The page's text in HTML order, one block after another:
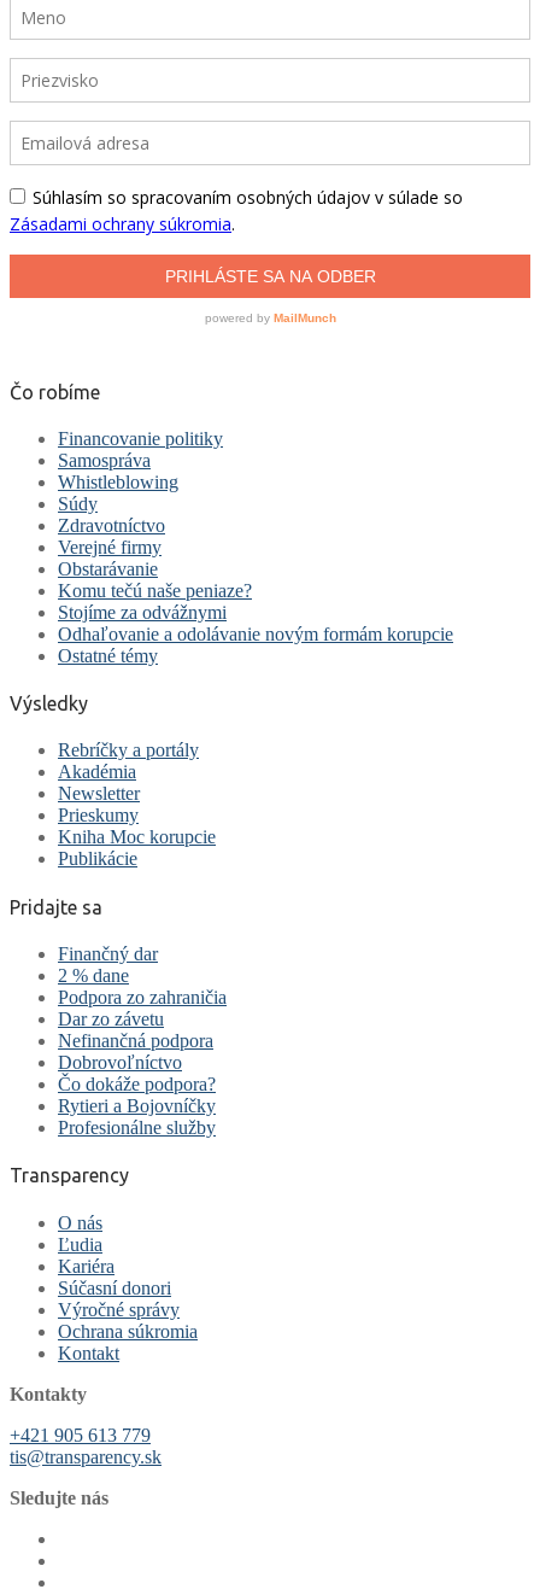
Čo robíme
Financovanie politiky
Samospráva
Whistleblowing
Súdy
Zdravotníctvo
Verejné firmy
Obstarávanie
Komu tečú naše peniaze?
Stojíme za odvážnymi
Odhaľovanie a odolávanie novým formám korupcie
Ostatné témy
Výsledky
Rebríčky a portály
Akadémia
Newsletter
Prieskumy
Kniha Moc korupcie
Publikácie
Pridajte sa
Finančný dar
2 % dane
Podpora zo zahraničia
Dar zo závetu
Nefinančná podpora
Dobrovoľníctvo
Čo dokáže podpora?
Rytieri a Bojovníčky
Profesionálne služby
Transparency
O nás
Ľudia
Kariéra
Súčasní donori
Výročné správy
Ochrana súkromia
Kontakt
Kontakty
+421 905 613 779
tis@transparency.sk
Sledujte nás